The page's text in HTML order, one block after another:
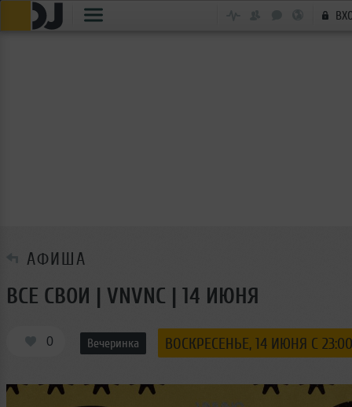
АФИША
ВСЕ СВОИ | VNVNC | 14 ИЮНЯ
0 Вечеринка ВОСКРЕСЕНЬЕ, 14 ИЮНЯ С